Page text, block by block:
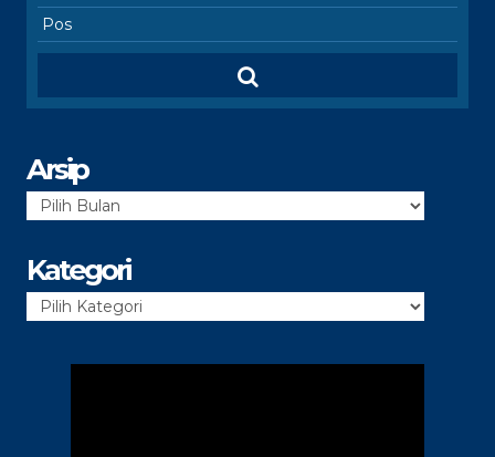
Arsip
Arsip
Kategori
Kategori